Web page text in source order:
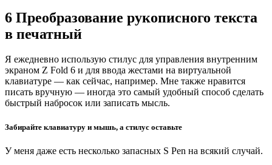
6 Преобразование рукописного текста
в печатный
Я ежедневно использую стилус для управления внутренним
экраном Z Fold 6 и для ввода жестами на виртуальной
клавиатуре — как сейчас, например. Мне также нравится
писать вручную — иногда это самый удобный способ сделать
быстрый набросок или записать мысль.
Забирайте клавиатуру и мышь, а стилус оставьте
У меня даже есть несколько запасных S Pen на всякий случай.